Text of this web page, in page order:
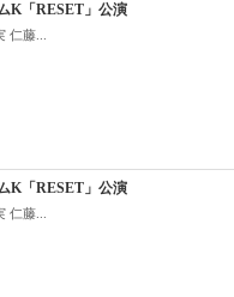
K「RESET」公演
仁藤...
K「RESET」公演
仁藤...